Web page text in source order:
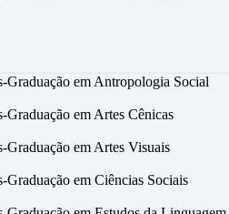
Graduação em Antropologia Social
Graduação em Artes Cênicas
Graduação em Artes Visuais
Graduação em Ciências Sociais